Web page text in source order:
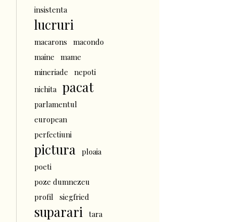
insistenta
lucruri
macarons
macondo
maine
mame
mineriade
nepoti
nichita
pacat
parlamentul
european
perfectiuni
pictura
ploaia
poeti
poze dumnezeu
profil
siegfried
suparari tara